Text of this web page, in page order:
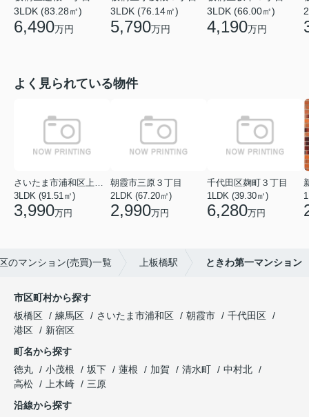
3LDK (83.28㎡)
6,490万円
3LDK (76.14㎡)
5,790万円
3LDK (66.00㎡)
4,190万円
よく見られている物件
さいたま市浦和区上木崎５丁目
3LDK (91.51㎡)
3,990万円
朝霞市三原３丁目
2LDK (67.20㎡)
2,990万円
千代田区麹町３丁目
1LDK (39.30㎡)
6,280万円
のマンション(売買)一覧 上板橋駅 ときわ第一マンション
市区町村から探す
板橋区
練馬区 さいたま市浦和区 朝霞市
千代田区
港区
新宿区
町名から探す
徳丸
小茂根 坂下 蓮根 加賀 清水町
中村北
高松
上木崎
三原
沿線から探す